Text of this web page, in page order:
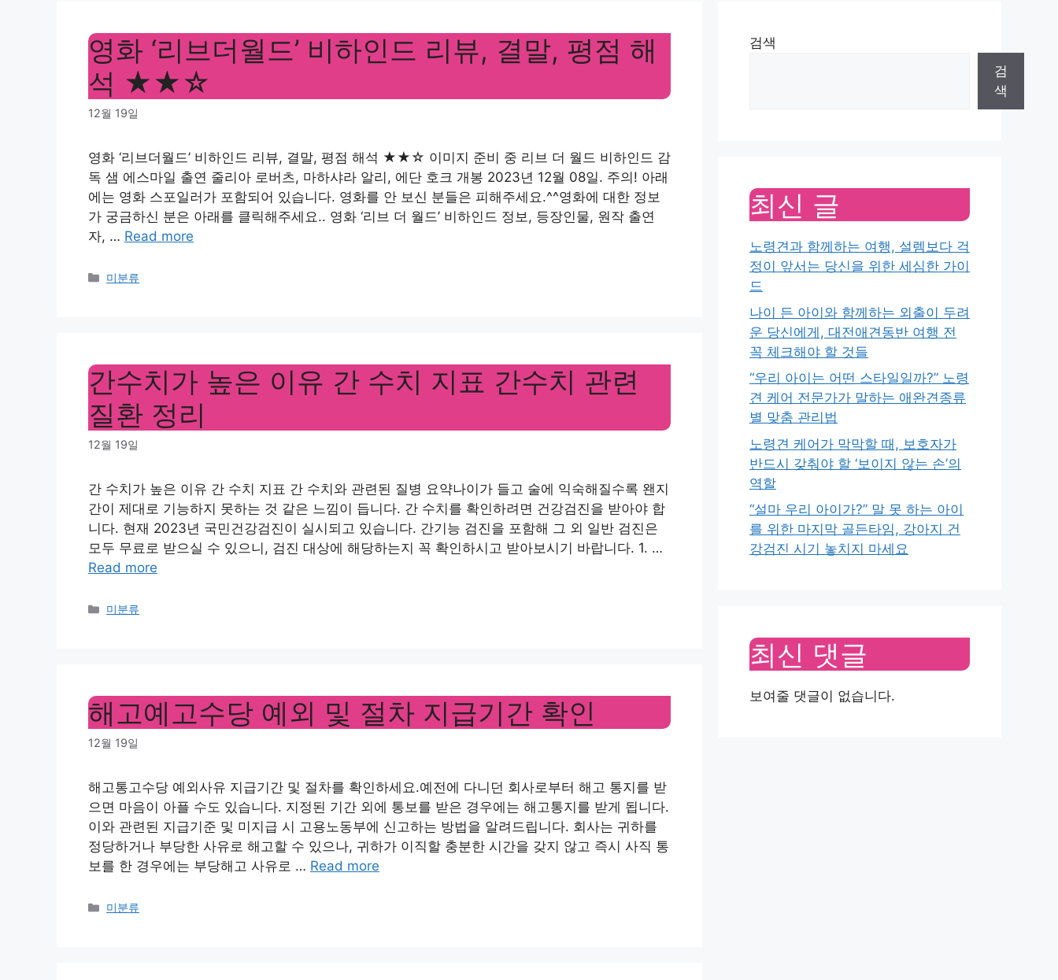
영화 ‘리브더월드’ 비하인드 리뷰, 결말, 평점 해
석 ★★☆
12월 19일
영화 ‘리브더월드’ 비하인드 리뷰, 결말, 평점 해석 ★★☆ 이미지 준비 중 리브 더 월드 비하인드 감
독 샘 에스마일 출연 줄리아 로버츠, 마하샤라 알리, 에단 호크 개봉 2023년 12월 08일. 주의! 아래
에는 영화 스포일러가 포함되어 있습니다. 영화를 안 보신 분들은 피해주세요.^^영화에 대한 정보
가 궁금하신 분은 아래를 클릭해주세요.. 영화 ‘리브 더 월드’ 비하인드 정보, 등장인물, 원작 출연
자, … Read more
Categories
미분류
간수치가 높은 이유 간 수치 지표 간수치 관련
질환 정리
12월 19일
간 수치가 높은 이유 간 수치 지표 간 수치와 관련된 질병 요약나이가 들고 술에 익숙해질수록 왠지
간이 제대로 기능하지 못하는 것 같은 느낌이 듭니다. 간 수치를 확인하려면 건강검진을 받아야 합
니다. 현재 2023년 국민건강검진이 실시되고 있습니다. 간기능 검진을 포함해 그 외 일반 검진은
모두 무료로 받으실 수 있으니, 검진 대상에 해당하는지 꼭 확인하시고 받아보시기 바랍니다. 1. …
Read more
Categories
미분류
해고예고수당 예외 및 절차 지급기간 확인
12월 19일
해고통고수당 예외사유 지급기간 및 절차를 확인하세요.예전에 다니던 회사로부터 해고 통지를 받
으면 마음이 아플 수도 있습니다. 지정된 기간 외에 통보를 받은 경우에는 해고통지를 받게 됩니다.
이와 관련된 지급기준 및 미지급 시 고용노동부에 신고하는 방법을 알려드립니다. 회사는 귀하를
정당하거나 부당한 사유로 해고할 수 있으나, 귀하가 이직할 충분한 시간을 갖지 않고 즉시 사직 통
보를 한 경우에는 부당해고 사유로 … Read more
Categories
미분류
검색
검
색
최신 글
노령견과 함께하는 여행, 설렘보다 걱
정이 앞서는 당신을 위한 세심한 가이
드
나이 든 아이와 함께하는 외출이 두려
운 당신에게, 대전애견동반 여행 전
꼭 체크해야 할 것들
“우리 아이는 어떤 스타일일까?” 노령
견 케어 전문가가 말하는 애완견종류
별 맞춤 관리법
노령견 케어가 막막할 때, 보호자가
반드시 갖춰야 할 ‘보이지 않는 손’의
역할
“설마 우리 아이가?” 말 못 하는 아이
를 위한 마지막 골든타임, 강아지 건
강검진 시기 놓치지 마세요
최신 댓글
보여줄 댓글이 없습니다.